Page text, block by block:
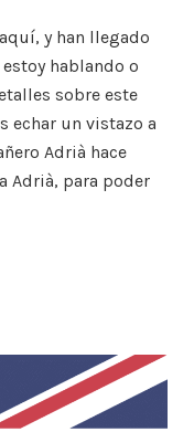
y han llegado
hablando o
sobre este
echar un vistazo a
Adrià hace
Adrià, para poder